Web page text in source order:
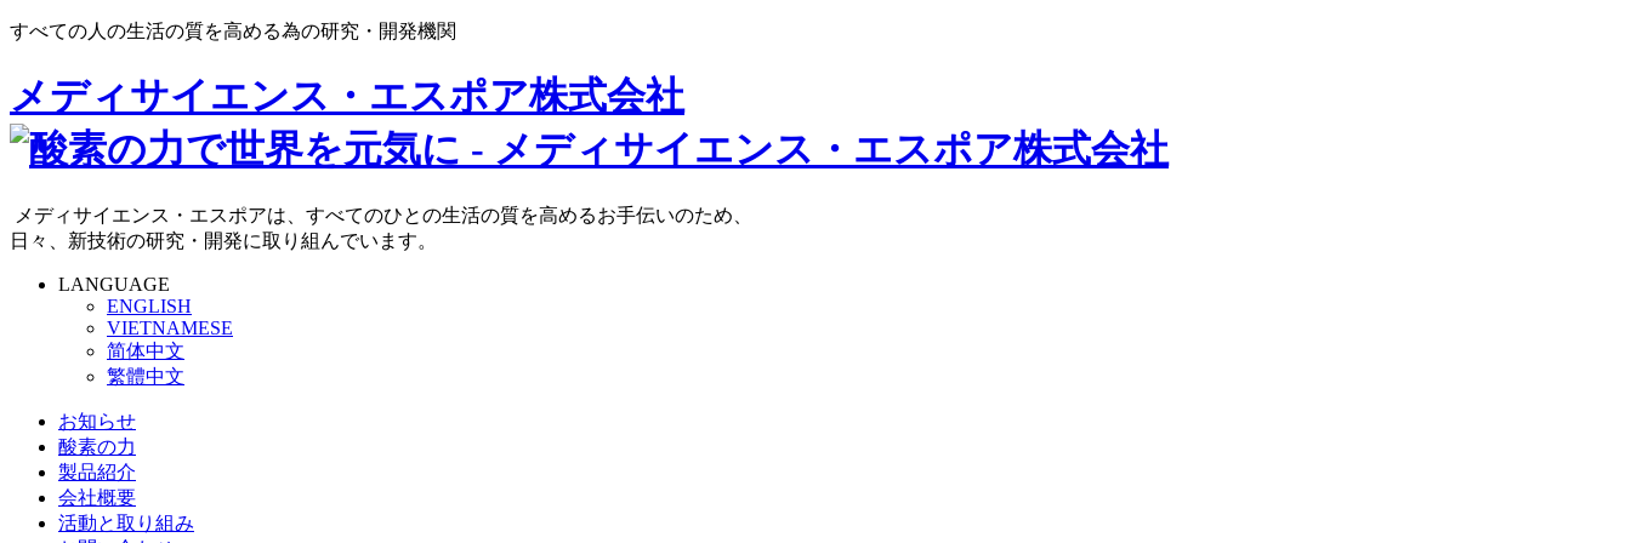
すべての人の生活の質を高める為の研究・開発機関
メディサイエンス・エスポア株式会社
メディサイエンス・エスポアは、すべてのひとの生活の質を高めるお手伝いのため、
日々、新技術の研究・開発に取り組んでいます。
LANGUAGE
ENGLISH
VIETNAMESE
简体中文
繁體中文
お知らせ
酸素の力
製品紹介
会社概要
活動と取り組み